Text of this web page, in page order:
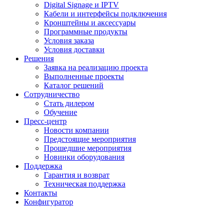
Digital Signage и IPTV
Кабели и интерфейсы подключения
Кронштейны и аксессуары
Программные продукты
Условия заказа
Условия доставки
Решения
Заявка на реализацию проекта
Выполненные проекты
Каталог решений
Сотрудничество
Стать дилером
Обучение
Пресс-центр
Новости компании
Предстоящие мероприятия
Прошедшие мероприятия
Новинки оборудования
Поддержка
Гарантия и возврат
Техническая поддержка
Контакты
Конфигуратор